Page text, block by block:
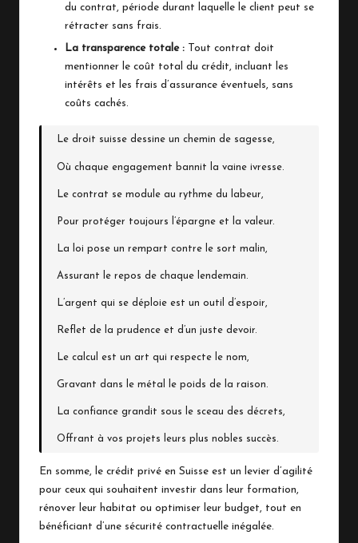
du contrat, période durant laquelle le client peut se
rétracter sans frais.
La transparence totale : Tout contrat doit
mentionner le coût total du crédit, incluant les
intérêts et les frais d’assurance éventuels, sans
coûts cachés.
Le droit suisse dessine un chemin de sagesse,
Où chaque engagement bannit la vaine ivresse.
Le contrat se module au rythme du labeur,
Pour protéger toujours l’épargne et la valeur.
La loi pose un rempart contre le sort malin,
Assurant le repos de chaque lendemain.
L’argent qui se déploie est un outil d’espoir,
Reflet de la prudence et d’un juste devoir.
Le calcul est un art qui respecte le nom,
Gravant dans le métal le poids de la raison.
La confiance grandit sous le sceau des décrets,
Offrant à vos projets leurs plus nobles succès.
En somme, le crédit privé en Suisse est un levier d’agilité
pour ceux qui souhaitent investir dans leur formation,
rénover leur habitat ou optimiser leur budget, tout en
bénéficiant d’une sécurité contractuelle inégalée.